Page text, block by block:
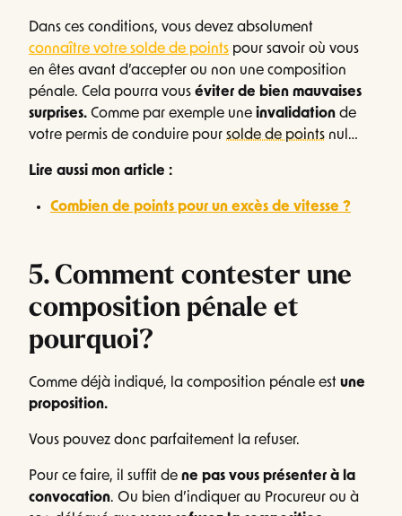
Dans ces conditions, vous devez absolument
connaître votre solde de points pour savoir où vous
en êtes avant d’accepter ou non une composition
pénale. Cela pourra vous éviter de bien mauvaises
surprises. Comme par exemple une invalidation de
votre permis de conduire pour solde de points nul…
Lire aussi mon article :
Combien de points pour un excès de vitesse ?
5. Comment contester une
composition pénale et
pourquoi?
Comme déjà indiqué, la composition pénale est une
proposition.
Vous pouvez donc parfaitement la refuser.
Pour ce faire, il suffit de ne pas vous présenter à la
convocation. Ou bien d’indiquer au Procureur ou à